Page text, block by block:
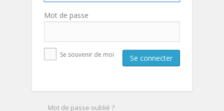
Mot de passe
Se souvenir de moi
Mot de passe oublié ?